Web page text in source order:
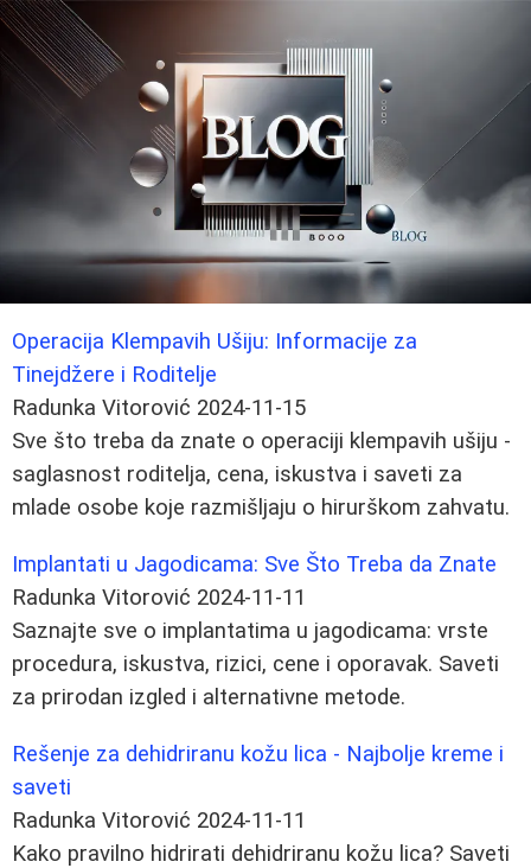
Operacija Klempavih Ušiju: Informacije za
Tinejdžere i Roditelje
Radunka Vitorović 2024-11-15
Sve što treba da znate o operaciji klempavih ušiju -
saglasnost roditelja, cena, iskustva i saveti za
mlade osobe koje razmišljaju o hirurškom zahvatu.
Implantati u Jagodicama: Sve Što Treba da Znate
Radunka Vitorović 2024-11-11
Saznajte sve o implantatima u jagodicama: vrste
procedura, iskustva, rizici, cene i oporavak. Saveti
za prirodan izgled i alternativne metode.
Rešenje za dehidriranu kožu lica - Najbolje kreme i
saveti
Radunka Vitorović 2024-11-11
Kako pravilno hidrirati dehidriranu kožu lica? Saveti